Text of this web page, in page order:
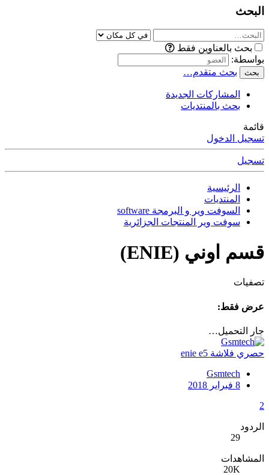
البحث
بحث بالعناوين فقط
بواسطة:
بحث بحث متقدم…
المشاركات الجديدة
بحث بالمنتديات
قائمة
تسجيل الدخول
تسجيل
الرئيسية
المنتديات
السوفت وير و البرمجة software
سوفت وير المنتجات الجزائرية
قسم اوني (ENIE)
تصفيات
عرض فقط:
جار التحميل…
حصري فلاشة enie e5
Gsmtech
8 فبراير 2018
2
الردود
29
المشاهدات
20K